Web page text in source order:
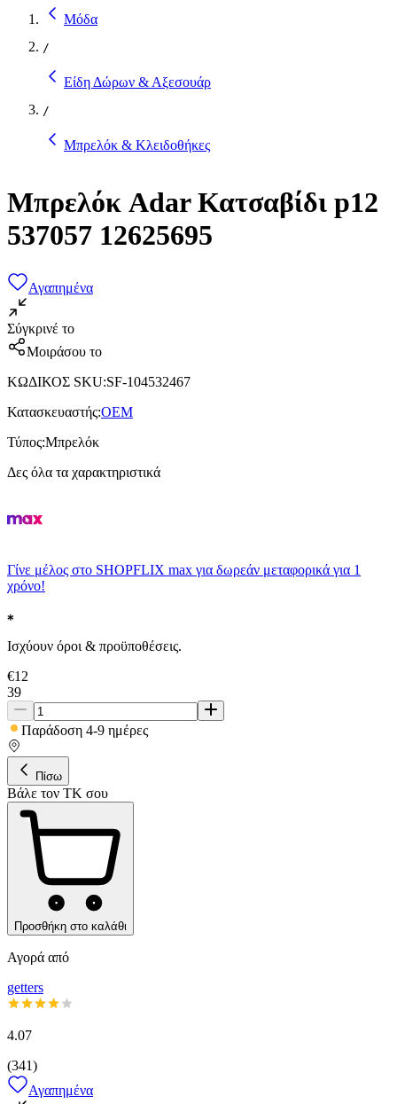
Μόδα
/
Είδη Δώρων & Αξεσουάρ
/
Μπρελόκ & Κλειδοθήκες
Μπρελόκ Adar Κατσαβίδι p12
537057 12625695
Αγαπημένα
Σύγκρινέ το
Μοιράσου το
ΚΩΔΙΚΟΣ SKU:SF-104532467
Κατασκευαστής:OEM
Τύπος:Μπρελόκ
Δες όλα τα χαρακτηριστικά
Γίνε μέλος στο SHOPFLIX max για δωρεάν μεταφορικά για 1
χρόνο!
Ισχύουν όροι & προϋποθέσεις.
€12
39
Παράδοση 4-9 ημέρες
Πίσω
Βάλε τον ΤΚ σου
Προσθήκη στο καλάθι
Αγορά από
getters
4.07
(341)
Αγαπημένα